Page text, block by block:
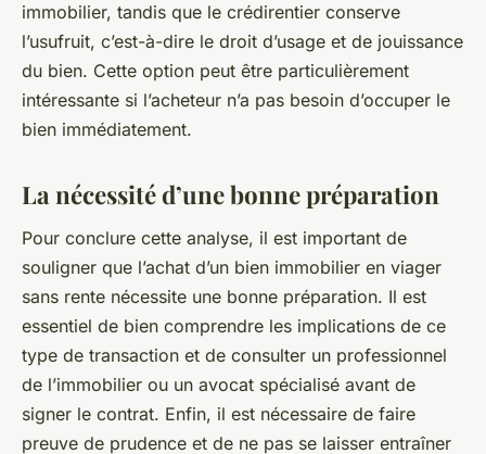
immobilier, tandis que le crédirentier conserve
l’usufruit, c’est-à-dire le droit d’usage et de jouissance
du bien. Cette option peut être particulièrement
intéressante si l’acheteur n’a pas besoin d’occuper le
bien immédiatement.
La nécessité d’une bonne préparation
Pour conclure cette analyse, il est important de
souligner que l’achat d’un bien immobilier en viager
sans rente nécessite une bonne préparation. Il est
essentiel de bien comprendre les implications de ce
type de transaction et de consulter un professionnel
de l’immobilier ou un avocat spécialisé avant de
signer le contrat. Enfin, il est nécessaire de faire
preuve de prudence et de ne pas se laisser entraîner